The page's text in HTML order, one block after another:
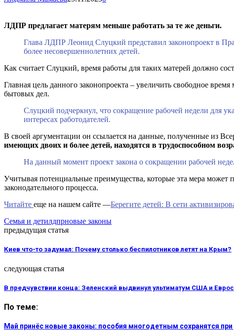
ЛДПР предлагает матерям меньше работать за те же деньги.
Глава ЛДПР Леонид Слуцкий представил законопроект в
более несовершеннолетних детей.
Как считает Слуцкий, время работы для таких матерей должно
Главная цель данного законопроекта – увеличить свободное
бытовых дел.
Слуцкий подчеркнул, что сокращение рабочей недели для
интересах работодателей.
В своей аргументации он ссылается на данные, полученные из
имеющих двоих и более детей, находятся в трудоспособном
На данный момент проект закона о сокращении рабочей
Учитывая потенциальные преимущества, которые эта мера может
законодательного процесса.
Читайте еще на нашем сайте —Берегите детей: В сети
Семья и детилдпрновые законы
предыдущая статья
Киев что-то задумал: Почему столько беспилотников летят на Крым?
следующая статья
В предчувствии конца: Зеленский выдвинул ультиматум США и
По теме:
Май принёс новые законы: пособия многодетным сохранятся